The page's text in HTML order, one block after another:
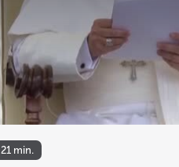
min.